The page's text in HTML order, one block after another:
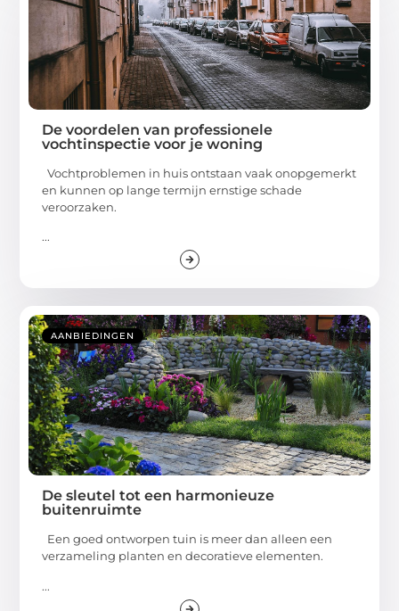
De voordelen van professionele
vochtinspectie voor je woning
Vochtproblemen in huis ontstaan vaak onopgemerkt
en kunnen op lange termijn ernstige schade
veroorzaken.
...
AANBIEDINGEN
De sleutel tot een harmonieuze
buitenruimte
Een goed ontworpen tuin is meer dan alleen een
verzameling planten en decoratieve elementen.
...